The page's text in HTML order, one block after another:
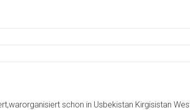
schon in Usbekistan Kirgisistan